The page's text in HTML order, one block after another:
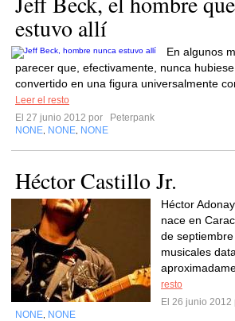
estuvo allí
En algunos
parecer que, efectivamente, nunca
convertido en una figura universalmente
Leer el resto
El 27 junio 2012 por
Peterpank
NONE NONE NONE
Héctor Castillo Jr.
Héctor
nace en
de
musicales
resto
El 26 junio 2012
NONE NONE